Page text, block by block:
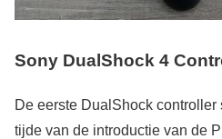
Sony DualShock 4
De eerste DualShock controller
tijde van de introductie van de